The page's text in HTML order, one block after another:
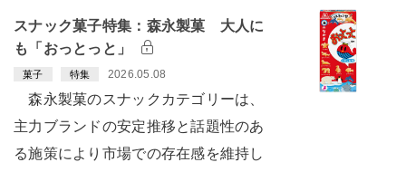
スナック菓子特集：森永製菓 大人に
も「おっとっと」
菓子 特集 2026.05.08
森永製菓のスナックカテゴリーは、
主力ブランドの安定推移と話題性のあ
る施策により市場での存在感を維持し